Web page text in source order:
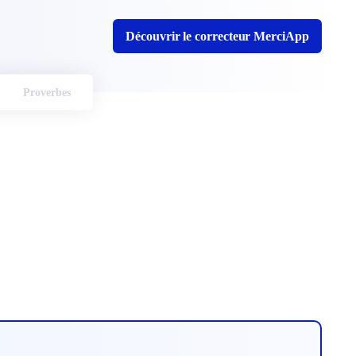
Découvrir le correcteur MerciApp
Proverbes